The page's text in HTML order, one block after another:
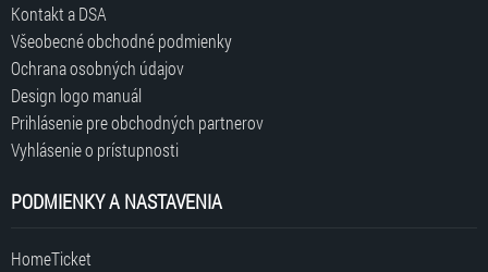
Kontakt a DSA
Všeobecné obchodné podmienky
Ochrana osobných údajov
Design logo manuál
Prihlásenie pre obchodných partnerov
Vyhlásenie o prístupnosti
PODMIENKY A NASTAVENIA
HomeTicket